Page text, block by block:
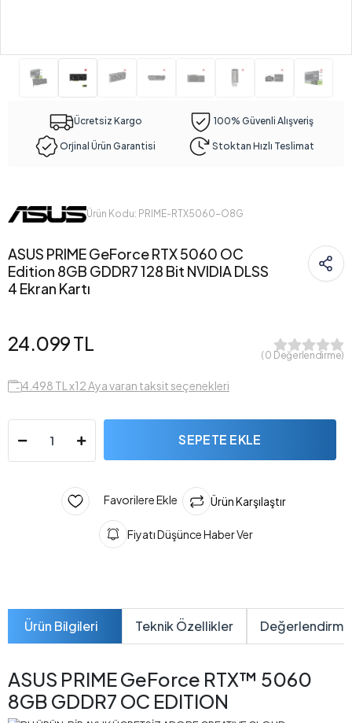
Ücretsiz Kargo 100% Güvenli Alışveriş
Orjinal Ürün Garantisi Stoktan Hızlı Teslimat
Ürün Kodu: PRIME-RTX5060-O8G
ASUS PRIME GeForce RTX 5060 OC
Edition 8GB GDDR7 128 Bit NVIDIA DLSS
4 Ekran Kartı
24.099 TL
( 0 Değerlendirme)
4.498 TL x12 Aya varan taksit seçenekleri
SEPETE EKLE
Favorilere Ekle Ürün Karşılaştır
Fiyatı Düşünce Haber Ver
Ürün Bilgileri Teknik Özellikler
ASUS PRIME GeForce RTX™ 5060
8GB GDDR7 OC EDITION